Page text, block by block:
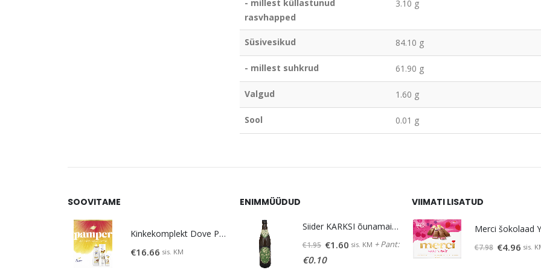
- millest küllastunud
rasvhapped
3.10 g
Süsivesikud 84.10 g
- millest suhkrud 61.90 g
Valgud 1.60 g
Sool 0.01 g
SOOVITAME
Kinkekomplekt Dove Pamper
€16.66 sis. KM
ENIMMÜÜDUD
Siider KARKSI õunamaits. 5% vol 0,5 L
€1.95 Original
price
€1.60 Current
sis. KM + Pant:
€0.10
VIIMATI LISATUD
€7.98 Original
€4.96 sis.